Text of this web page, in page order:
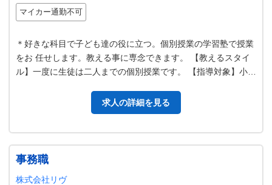
マイカー通勤不可
＊好きな科目で子ども達の役に立つ。個別授業の学習塾で授業
をお 任せします。教える事に専念できます。 【教えるスタイ
ル】一度に生徒は二人までの個別授業です。 【指導対象】小学
求人の詳細を見る
事務職
株式会社リヴ